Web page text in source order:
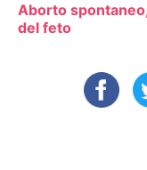
Aborto
del feto